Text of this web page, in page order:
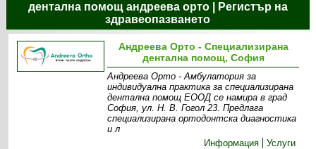
дентална помощ андреева орто | Регистър на
здравеопазването
Андреева Орто - Специализирана
дентална помощ, София
Андреева Орто - Амбулатория за
индивидуална практика за специализирана
дентална помощ ЕООД се намира в град
София, ул. Н. В. Гогол 23. Предлага
специализирана ортодонтска диагностика
и л
Информация
Услуги